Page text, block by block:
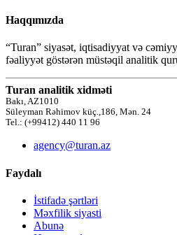
Haqqımızda
“Turan” siyasət, iqtisadiyyat və
fəaliyyət göstərən müstəqil analitik
Turan analitik xidməti
Bakı, AZ1010
Süleyman Rəhimov küç.,186, Mən. 24
Tel.: (+99412) 440 11 96
agency@turan.az
Faydalı
İstifadə şərtləri
Məxfilik siyasti
Abunə